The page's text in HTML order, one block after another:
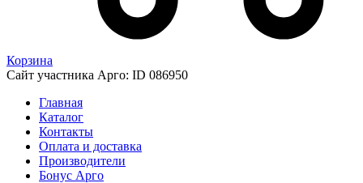
Корзина
Сайт участника Арго: ID 086950
Главная
Каталог
Контакты
Оплата и доставка
Производители
Бонус Арго